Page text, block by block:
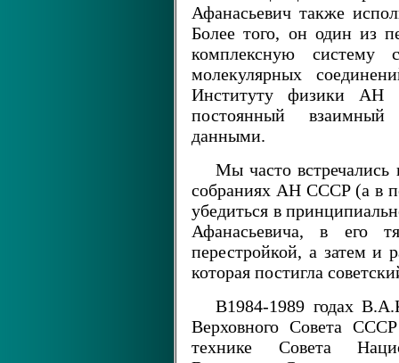
Афанасьевич также
Более того, он один из
комплексную систему
молекулярных
Институту физики АН
постоянный
данными.
Мы часто
собраниях АН СССР (а в
убедиться в
Афанасьевича, в его
перестройкой, а затем и
которая постигла
В1984-1989 годах
Верховного Совета
технике Совета